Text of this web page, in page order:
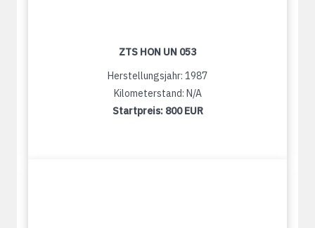
ZTS HON UN 053
Herstellungsjahr: 1987
Kilometerstand: N/A
Startpreis: 800 EUR